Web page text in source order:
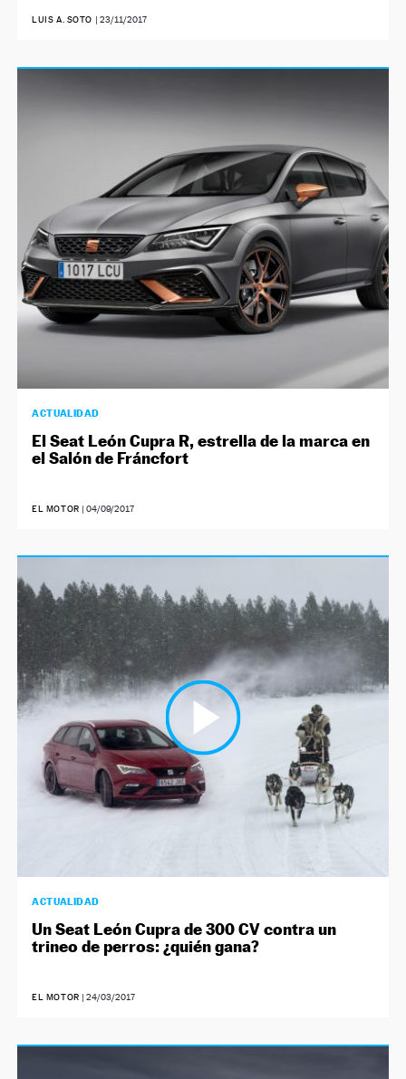
LUIS A. SOTO | 23/11/2017
ACTUALIDAD
El Seat León Cupra R, estrella de la marca en
el Salón de Fráncfort
EL MOTOR |04/09/2017
ACTUALIDAD
Un Seat León Cupra de 300 CV contra un
trineo de perros: ¿quién gana?
EL MOTOR |24/03/2017